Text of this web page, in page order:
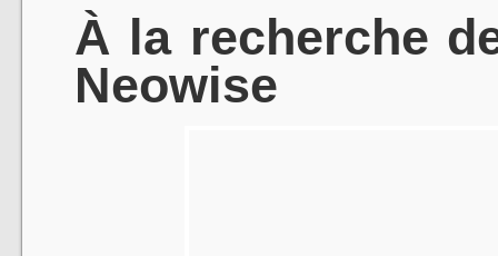
À la recherche
Neowise